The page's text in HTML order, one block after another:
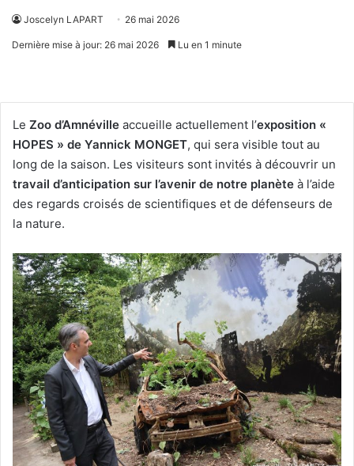
Joscelyn LAPART 26 mai 2026
Dernière mise à jour: 26 mai 2026 Lu en 1 minute
Le Zoo d’Amnéville accueille actuellement l’exposition «
HOPES » de Yannick MONGET, qui sera visible tout au
long de la saison. Les visiteurs sont invités à découvrir un
travail d’anticipation sur l’avenir de notre planète à l’aide
des regards croisés de scientifiques et de défenseurs de
la nature.